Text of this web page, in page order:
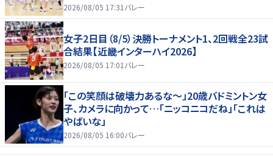
2026/08/05 17:31バレー
女子2日目（8/5）決勝トーナメント1、2回戦全23試
合結果【近畿インターハイ2026】
2026/08/05 17:01 バレー
「この笑顔は破壊力あるな〜」20歳バドミントン女
子、カメラに向かって…「ニッコニコだね」「これは
やばいな」
2026/08/05 16:00バレー